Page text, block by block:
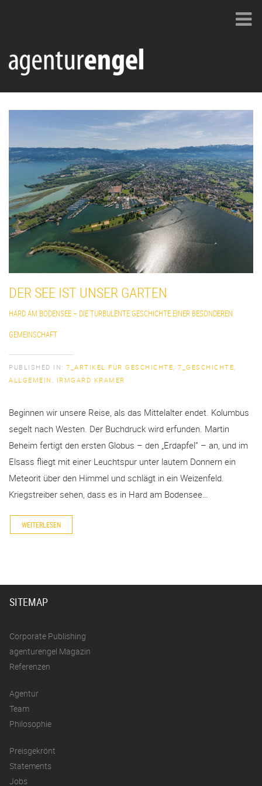
DER SEE IST UNSER GARTEN
HARD AM BODENSEE – DIE TURBULENTE GESCHICHTE EINER BESONDEREN
GEMEINSCHAFT
PUBLISHED IN: 7_ARTIKEL FÜR GESCHICHTE 7_GESCHICHTE
ALLGEMEIN
IRMGARD KRAMER
Beginnen wir unsere Reise, als das Mittelalter endet. Kolumbus
segelt nach Westen. Der Buchdruck wird erfunden. Martin
Beheim fertigt den ersten Globus – den „Erdapfel” – an, und im
Elsass fliegt mit einer Leuchtspur unter lautem Donnern ein
Meteorit über den Himmel und schlägt in ein Weizenfeld.
Kriegstreiber sehen, dass es in Hard am Bodensee…
WEITERLESEN
SITEMAP
Corporate Publishing
agenturengel Magazin
Referenzen
Agentur
Team
Philosophie
Preisgekrönt
Statements
Jobs